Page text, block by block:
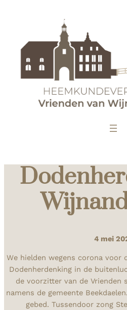
4 mei
We hielden wegens corona voor
Dodenherdenking in de
de voorzitter van de Vrienden
namens de gemeente
gebed. Tussendoor zong